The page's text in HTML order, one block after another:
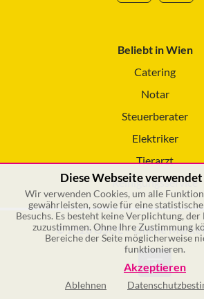
Beliebt in Wien
Catering
Notar
Steuerberater
Elektriker
Tierarzt
Reinigungsservice
© 2026 GSOL – Online
Diese Webseite
Wir verwenden Cookies, um alle
gewährleisten, sowie für eine
Besuchs. Es besteht keine Verplichtung,
zuzustimmen. Ohne Ihre Zustimmung
Bereiche der Seite möglicherweise
funktionieren.
Akzeptieren
Ablehnen